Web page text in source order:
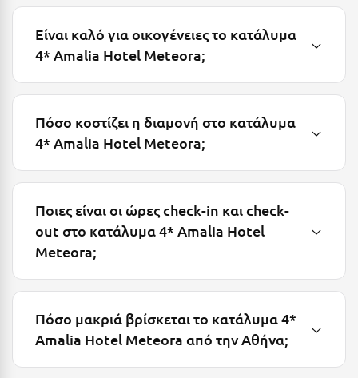
Ξυλόκαστρο
Ορεινή Ναυπακτία
Π
Πάλαιρος
Παξοί
Παράλιο Άστρος
Είναι καλό για οικογένειες το κατάλυμα
4* Amalia Hotel Meteora;
Πόσο κοστίζει η διαμονή στο κατάλυμα
4* Amalia Hotel Meteora;
Ποιες είναι οι ώρες check-in και check-
out στο κατάλυμα 4* Amalia Hotel
Meteora;
Πόσο μακριά βρίσκεται το κατάλυμα 4*
Amalia Hotel Meteora από την Αθήνα;